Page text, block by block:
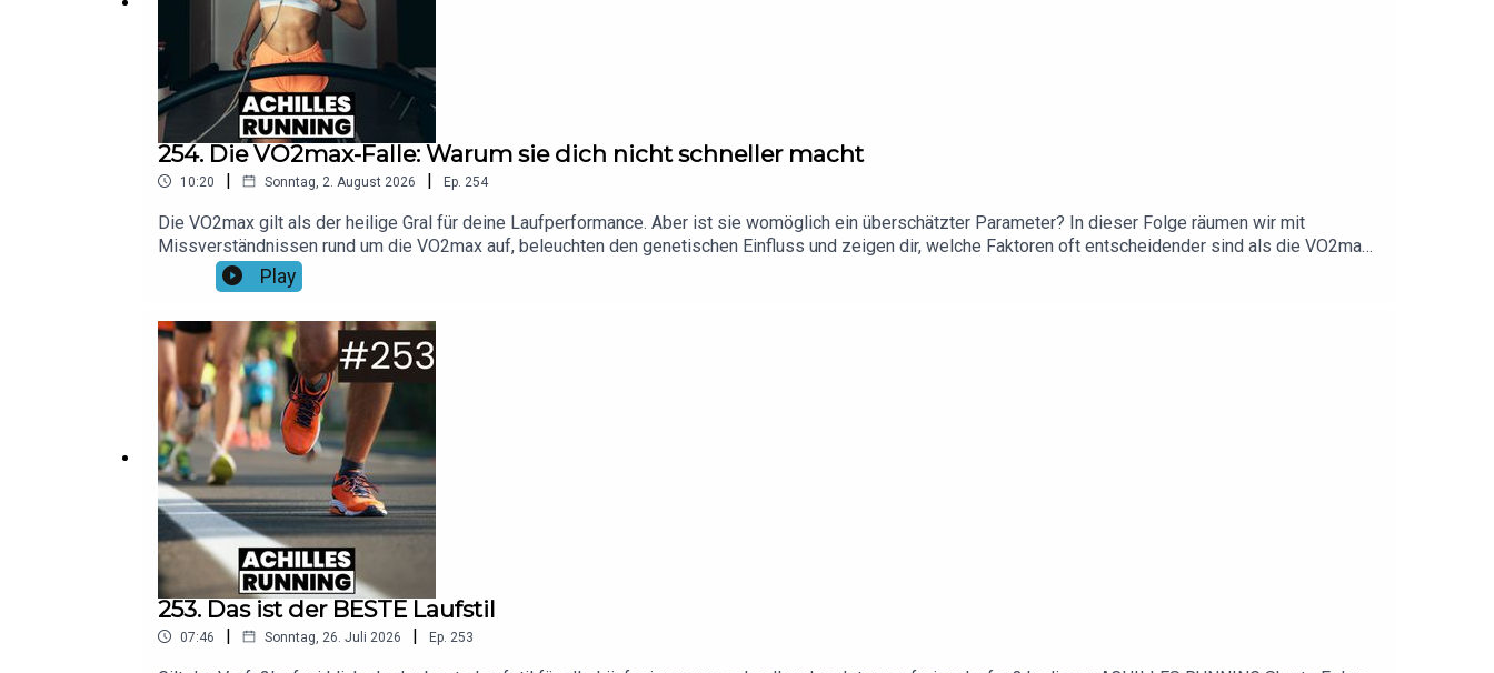
254. Die VO2max-Falle: Warum sie dich nicht schneller macht
10:20 | Sonntag, 2. August 2026 | Ep. 254
Die VO2max gilt als der heilige Gral für deine Laufperformance. Aber ist sie womöglich ein überschätzter Parameter? In dieser Folge räumen wir mit
Missverständnissen rund um die VO2max auf, beleuchten den genetischen Einfluss und zeigen dir, welche Faktoren oft entscheidender sind als die VO2max
auf deinem Laufuhr-Display.Foto: Canva/Jacob LundMusik: No ExcusesHier findet ihr unsere aktuellen Gewinnspiele & Rabatt-Aktionen!Spare bei LAPONDO
20% auf alle Shokz-Modelle mit dem Code "running20"!
Play
253. Das ist der BESTE Laufstil
07:46 | Sonntag, 26. Juli 2026 | Ep. 253